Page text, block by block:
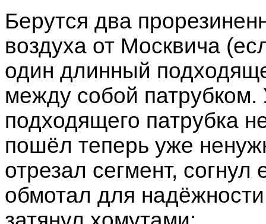
Берутся два
воздуха от Москвича
один длинный
между собой
подходящего патрубка
пошёл теперь уже
отрезал сегмент,
обмотал для